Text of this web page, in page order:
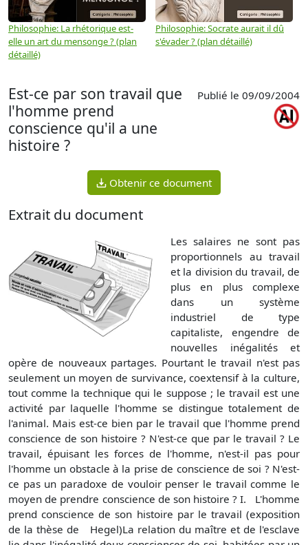
Philosophie: La rhétorique est-
elle un art du mensonge ? (plan
détaillé)
Philosophie: Socrate aurait il dû
s'évader ? (plan détaillé)
Est-ce par son travail que
l'homme prend
conscience qu'il a une
histoire ?
Publié le 09/09/2004
Obtenir ce document
Extrait du document
Les salaires ne sont pas
proportionnels au travail
et la division du travail, de
plus en plus complexe
dans un système
industriel de type
capitaliste, engendre de
nouvelles inégalités et
opère de nouveaux partages. Pourtant le travail n'est pas
seulement un moyen de survivance, coextensif à la culture,
tout comme la technique qui le suppose ; le travail est une
activité par laquelle l'homme se distingue totalement de
l'animal. Mais est-ce bien par le travail que l'homme prend
conscience de son histoire ? N'est-ce que par le travail ? Le
travail, épuisant les forces de l'homme, n'est-il pas pour
l'homme un obstacle à la prise de conscience de soi ? N'est-
ce pas un paradoxe de vouloir penser le travail comme le
moyen de prendre conscience de son histoire ? I. L'homme
prend conscience de son histoire par le travail (exposition
de la thèse de Hegel)La relation du maître et de l'esclave